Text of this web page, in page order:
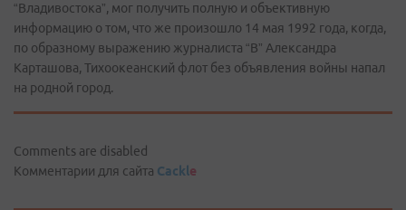
“Владивостока”, мог получить полную и объективную
информацию о том, что же произошло 14 мая 1992 года, когда,
по образному выражению журналиста “В” Александра
Карташова, Тихоокеанский флот без объявления войны напал
на родной город.
Comments are disabled
Комментарии для сайта Cackle